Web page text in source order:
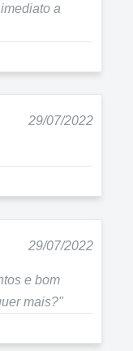
a
29/07/2022
29/07/2022
e bom
mais?"